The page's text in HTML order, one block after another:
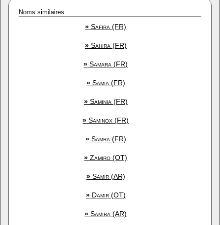
Noms similaires
» Safira (FR)
»Sahira (FR)
» Samara (FR)
»Samia (FR)
»Saminia (FR)
» Saminox (FR)
»Samra (FR)
» Zamiro (OT)
»Samir (AR)
»Damir (OT)
» Samira (AR)